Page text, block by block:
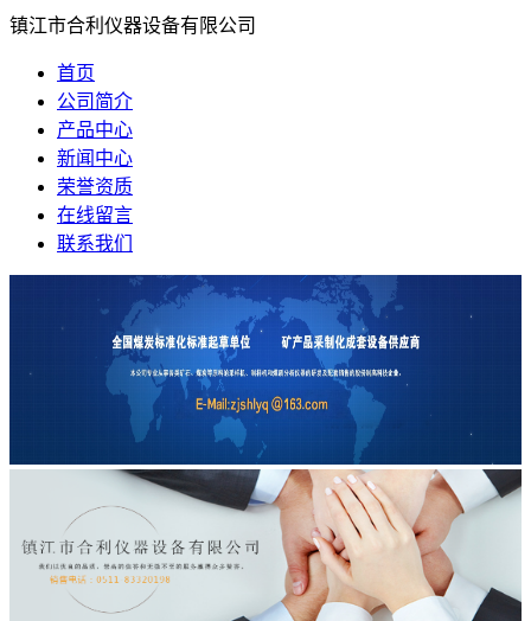
镇江市合利仪器设备有限公司
首页
公司简介
产品中心
新闻中心
荣誉资质
在线留言
联系我们